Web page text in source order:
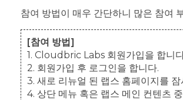
참여 방법이 매우 간단하니 많은 참여
[참여 방법]
1. Cloudbric Labs 회원가입을 합니
2. 회원가입 후 로그인을 합니다.
3. 새로 리뉴얼 된 랩스 홈페이지를
4. 상단 메뉴 혹은 랩스 메인 컨텐츠